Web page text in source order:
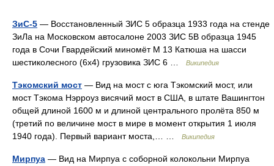
ЗиС-5 — Восстановленный ЗИС 5 образца 1933 года на стенде
ЗиЛа на Московском автосалоне 2003 ЗИС 5В образца 1945
года в Сочи Гвардейский миномёт М 13 Катюша на шасси
шестиколесного (6х4) грузовика ЗИС 6 …
Википедия
Тэкомский мост — Вид на мост с юга Тэкомский мост, или
мост Тэкома Нэрроуз висячий мост в США, в штате Вашингтон
общей длиной 1600 м и длиной центрального пролёта 850 м
(третий по величине мост в мире в момент открытия 1 июля
1940 года). Первый вариант моста,… …
Википедия
Мирпуа — Вид на Мирпуа с соборной колокольни Мирпуа